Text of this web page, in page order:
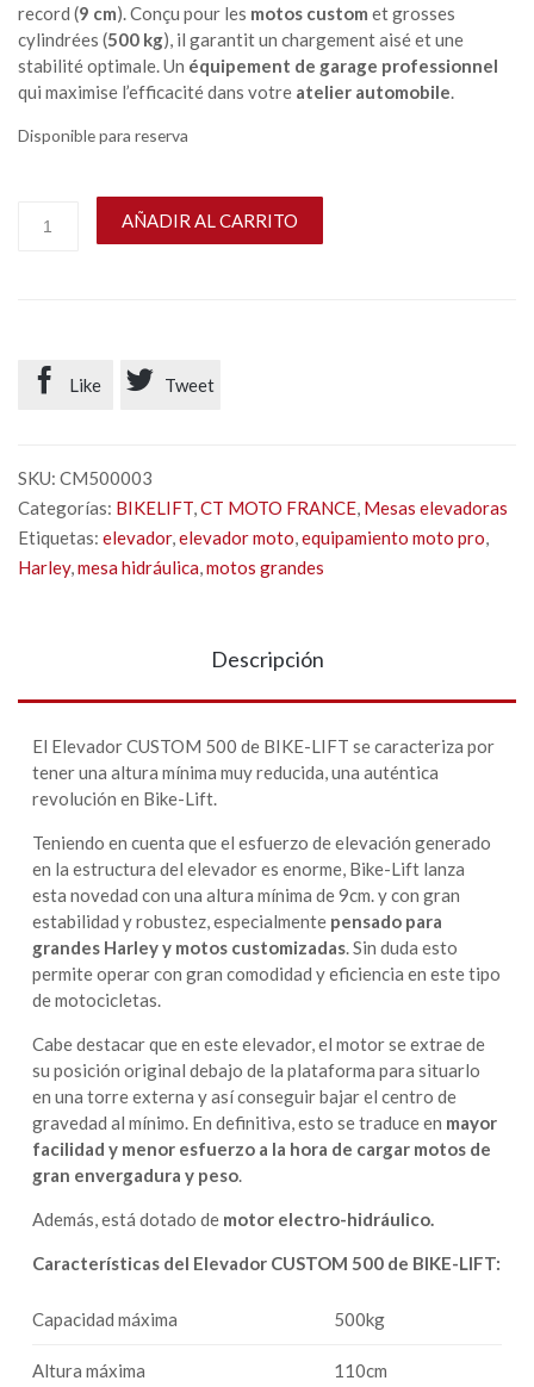
record (9 cm). Conçu pour les motos custom et grosses
cylindrées (500 kg), il garantit un chargement aisé et une
stabilité optimale. Un équipement de garage professionnel
qui maximise l’efficacité dans votre atelier automobile.
Disponible para reserva
AÑADIR AL CARRITO
 Like  Tweet
SKU: CM500003
Categorías: BIKELIFT,CT MOTO FRANCE, Mesas elevadoras
Etiquetas: elevador,elevador moto,equipamiento moto pro,
Harley,mesa hidráulica,motos grandes
Descripción
El Elevador CUSTOM 500 de BIKE-LIFT se caracteriza por
tener una altura mínima muy reducida, una auténtica
revolución en Bike-Lift.
Teniendo en cuenta que el esfuerzo de elevación generado
en la estructura del elevador es enorme, Bike-Lift lanza
esta novedad con una altura mínima de 9cm. y con gran
estabilidad y robustez, especialmente pensado para
grandes Harley y motos customizadas. Sin duda esto
permite operar con gran comodidad y eficiencia en este tipo
de motocicletas.
Cabe destacar que en este elevador, el motor se extrae de
su posición original debajo de la plataforma para situarlo
en una torre externa y así conseguir bajar el centro de
gravedad al mínimo. En definitiva, esto se traduce en mayor
facilidad y menor esfuerzo a la hora de cargar motos de
gran envergadura y peso.
Además, está dotado de motor electro-hidráulico.
Características del Elevador CUSTOM 500 de BIKE-LIFT:
Capacidad máxima 500kg
Altura máxima 110cm